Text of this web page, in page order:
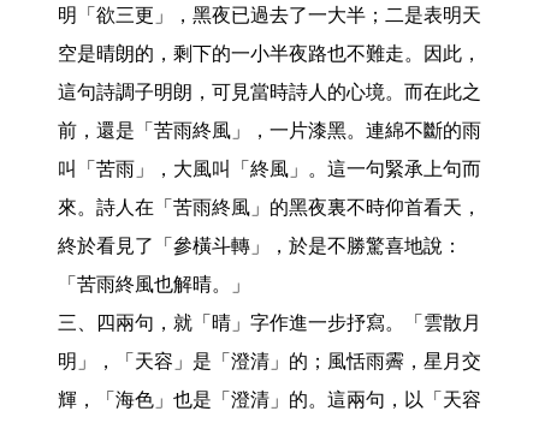
明「欲三更」，黑夜已過去了一大半；二是表明天
空是晴朗的，剩下的一小半夜路也不難走。因此，
這句詩調子明朗，可見當時詩人的心境。而在此之
前，還是「苦雨終風」，一片漆黑。連綿不斷的雨
叫「苦雨」，大風叫「終風」。這一句緊承上句而
來。詩人在「苦雨終風」的黑夜裏不時仰首看天，
終於看見了「參橫斗轉」，於是不勝驚喜地說：
「苦雨終風也解晴。」
三、四兩句，就「晴」字作進一步抒寫。「雲散月
明」，「天容」是「澄清」的；風恬雨霽，星月交
輝，「海色」也是「澄清」的。這兩句，以「天容